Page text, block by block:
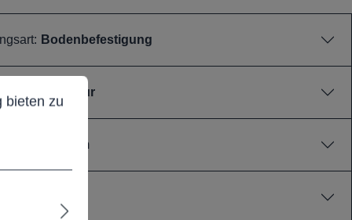
Bodenbefestigung
über Flur
60mm
zu können.
bieten zu